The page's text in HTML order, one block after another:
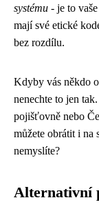
systému - je to
mají své etické
bez rozdílu.
Kdyby vás někdo
nenechte to jen
pojišťovně nebo
můžete obrátit i na
nemyslíte?
Alternativní